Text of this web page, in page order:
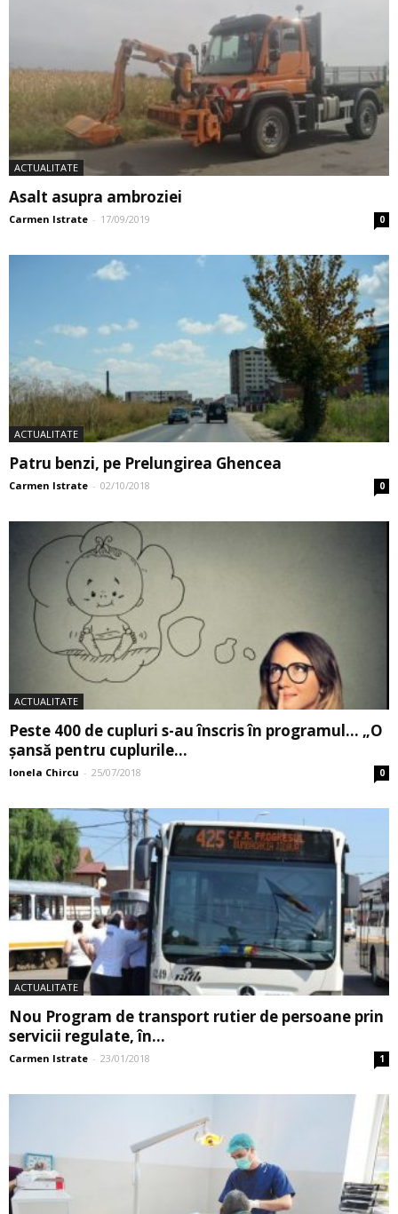
ACTUALITATE
Asalt asupra ambroziei
Carmen Istrate - 17/09/2019 0
ACTUALITATE
Patru benzi, pe Prelungirea Ghencea
Carmen Istrate - 02/10/2018 0
ACTUALITATE
Peste 400 de cupluri s-au înscris în programul… „O
șansă pentru cuplurile...
Ionela Chircu - 25/07/2018 0
ACTUALITATE
Nou Program de transport rutier de persoane prin
servicii regulate, în...
Carmen Istrate - 23/01/2018 1